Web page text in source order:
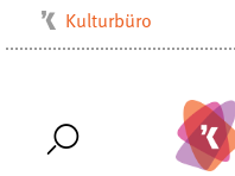
Kulturbüro
Stadtarchiv